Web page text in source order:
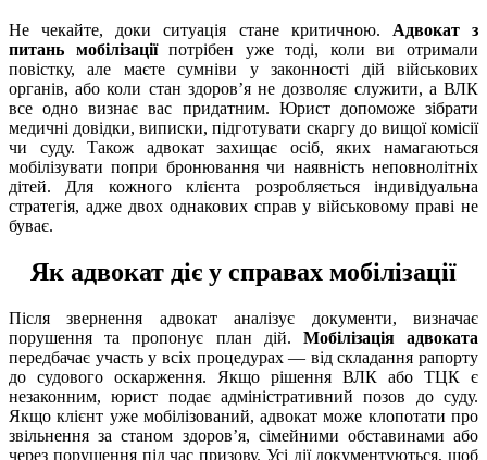
Не чекайте, доки ситуація стане критичною. Адвокат з
питань мобілізаціїпотрібен уже тоді, коли ви отримали
повістку, але маєте сумніви у законності дій військових
органів, або коли стан здоров’я не дозволяє служити, а ВЛК
все одно визнає вас придатним. Юрист допоможе зібрати
медичні довідки, виписки, підготувати скаргу до вищої комісії
чи суду. Також адвокат захищає осіб, яких намагаються
мобілізувати попри бронювання чи наявність неповнолітніх
дітей. Для кожного клієнта розробляється індивідуальна
стратегія, адже двох однакових справ у військовому праві не
буває.
Як адвокат діє у справах мобілізації
Після звернення адвокат аналізує документи, визначає
порушення та пропонує план дій. Мобілізація адвоката
передбачає участь у всіх процедурах — від складання рапорту
до судового оскарження. Якщо рішення ВЛК або ТЦК є
незаконним, юрист подає адміністративний позов до суду.
Якщо клієнт уже мобілізований, адвокат може клопотати про
звільнення за станом здоров’я, сімейними обставинами або
через порушення під час призову. Усі дії документуються, щоб